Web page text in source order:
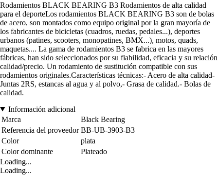
Rodamientos BLACK BEARING B3 Rodamientos de alta calidad
para el deporteLos rodamientos BLACK BEARING B3 son de bolas
de acero, son montados como equipo original por la gran mayoría de
los fabricantes de bicicletas (cuadros, ruedas, pedales...), deportes
urbanos (patines, scooters, monopatines, BMX...), motos, quads,
maquetas.... La gama de rodamientos B3 se fabrica en las mayores
fábricas, han sido seleccionados por su fiabilidad, eficacia y su relación
calidad/precio. Un rodamiento de sustitución compatible con sus
rodamientos originales.Características técnicas:- Acero de alta calidad-
Juntas 2RS, estancas al agua y al polvo,- Grasa de calidad.- Bolas de
calidad.
Información adicional
Marca
Black Bearing
Referencia del proveedor BB-UB-3903-B3
Color
plata
Color dominante
Plateado
Loading...
Loading...